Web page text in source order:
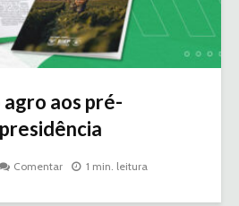
aos pré-
Comentar 1 min. leitura